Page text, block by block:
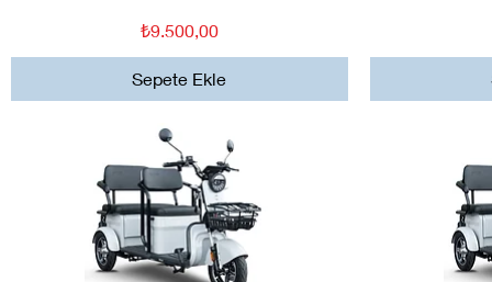
Fiyat
₺9.500,00
Sepete Ekle